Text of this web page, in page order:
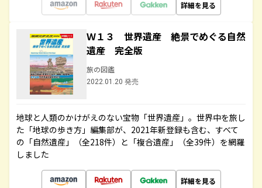
詳細を見る
Ｗ１３ 世界遺産 絶景でめぐる自然
遺産 完全版
旅の図鑑
2022.01.20 発売
地球と人類のかけがえのない宝物「世界遺産」。世界中を旅し
た「地球の歩き方」編集部が、2021年新登録も含む、すべて
の「自然遺産」（全218件）と「複合遺産」（全39件）を網羅
しました
詳細を見る